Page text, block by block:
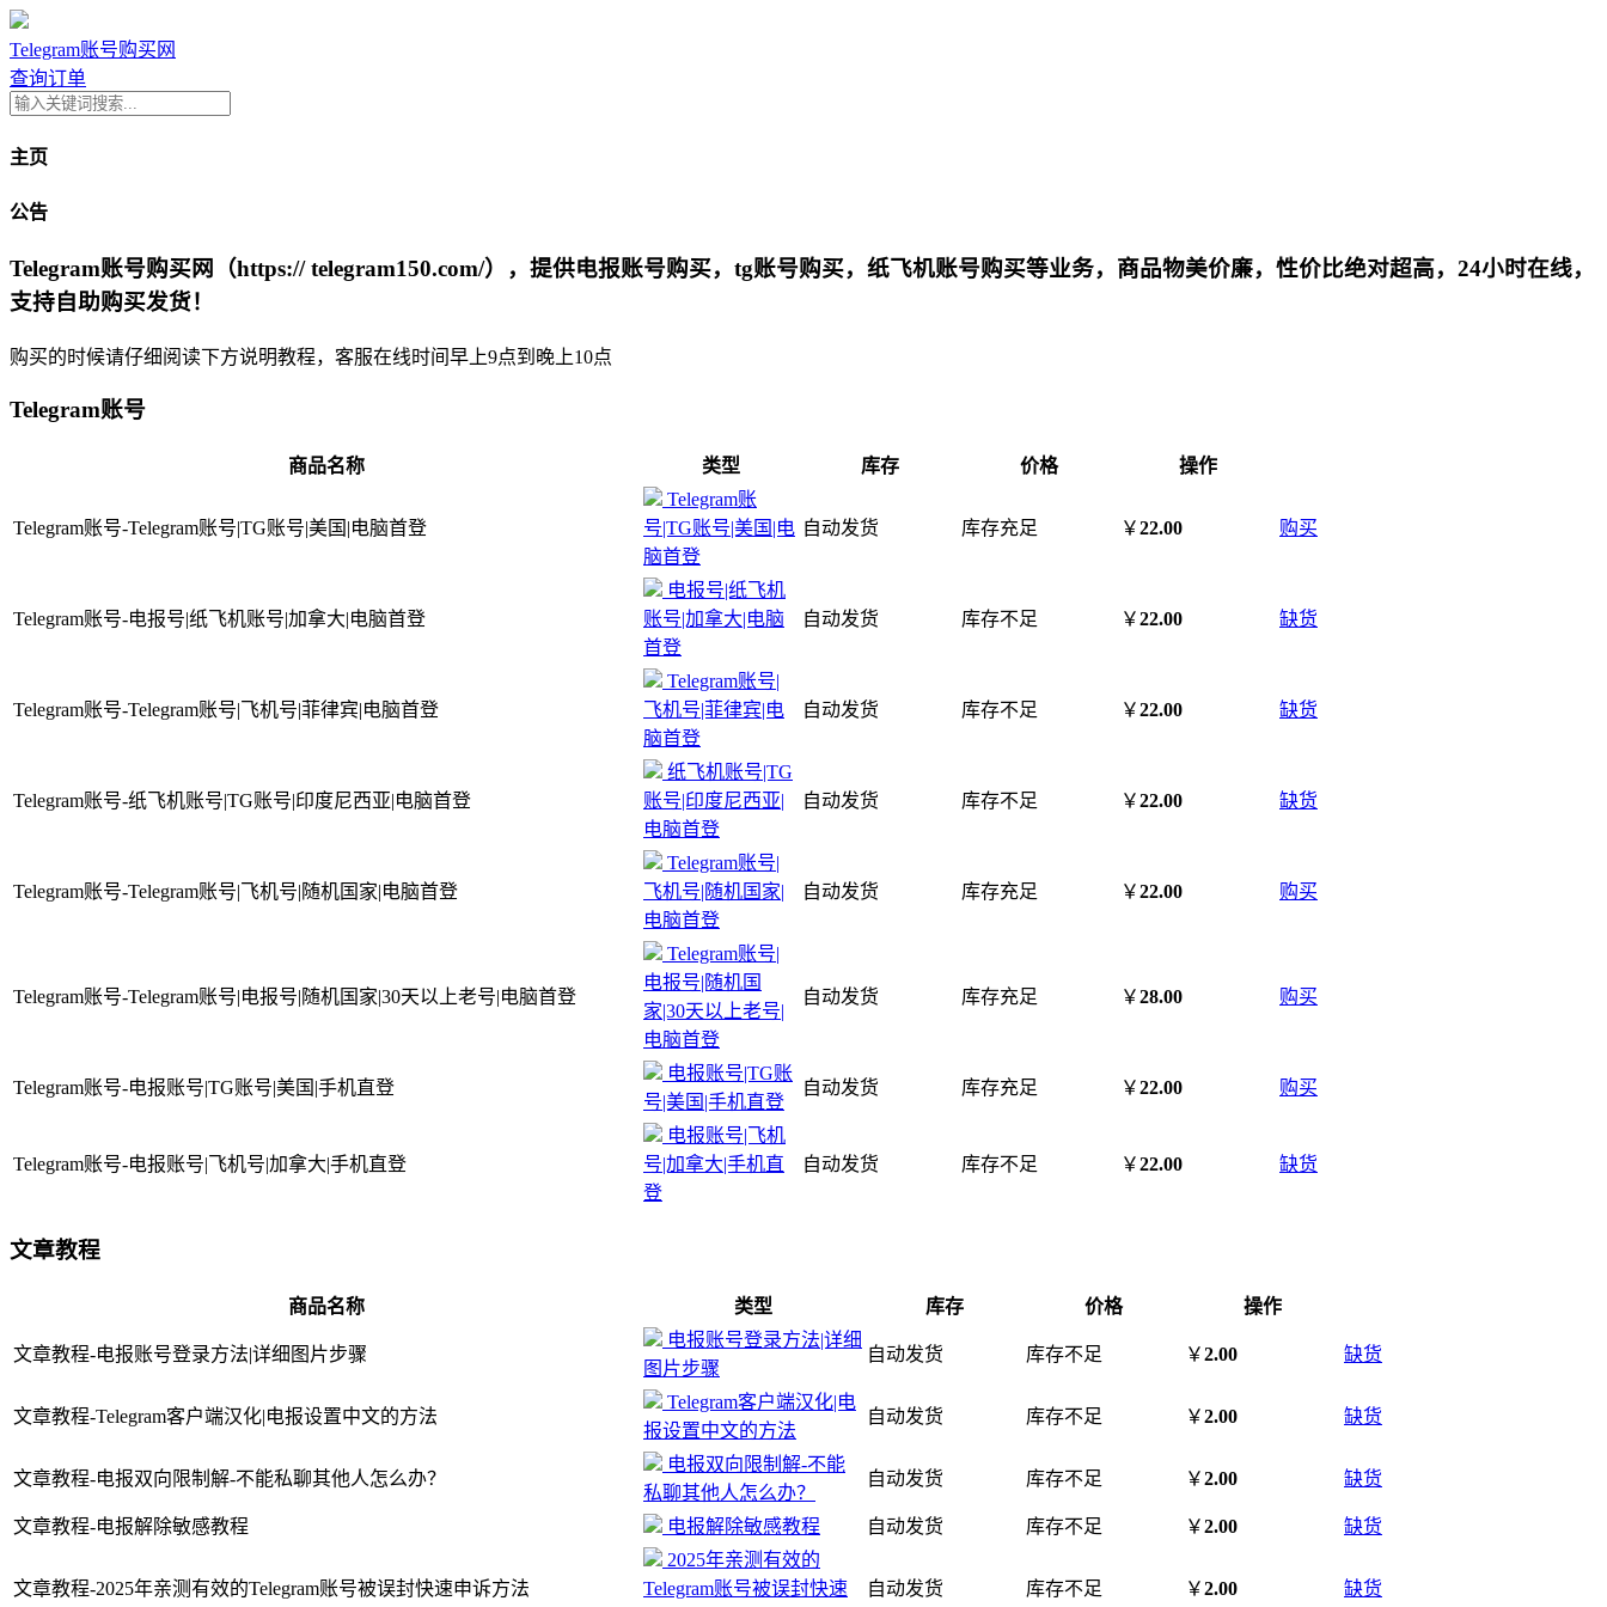
Telegram账号购买网
查询订单
主页
公告
Telegram账号购买网（https:// telegram150.com/），提供电报账号购买，tg账号购买，纸飞机账号购买等业务，商品物美价廉，性价比绝对超高，24小时在线，
支持自助购买发货！
购买的时候请仔细阅读下方说明教程，客服在线时间早上9点到晚上10点
Telegram账号
商品名称 类型 库存 价格 操作
Telegram账号-Telegram账号|TG账号|美国|电脑首登
Telegram账
号|TG账号|美国|电
脑首登
自动发货 库存充足 ￥22.00 购买
Telegram账号-电报号|纸飞机账号|加拿大|电脑首登
电报号|纸飞机
账号|加拿大|电脑
首登
自动发货 库存不足 ￥22.00 缺货
Telegram账号-Telegram账号|飞机号|菲律宾|电脑首登
Telegram账号|
飞机号|菲律宾|电
脑首登
自动发货 库存不足 ￥22.00 缺货
Telegram账号-纸飞机账号|TG账号|印度尼西亚|电脑首登
纸飞机账号|TG
账号|印度尼西亚|
电脑首登
自动发货 库存不足 ￥22.00 缺货
Telegram账号-Telegram账号|飞机号|随机国家|电脑首登
Telegram账号|
飞机号|随机国家|
电脑首登
自动发货 库存充足 ￥22.00 购买
Telegram账号-Telegram账号|电报号|随机国家|30天以上老号|电脑首登
Telegram账号|
电报号|随机国
家|30天以上老号|
电脑首登
自动发货 库存充足 ￥28.00 购买
Telegram账号-电报账号|TG账号|美国|手机直登
电报账号|TG账
号|美国|手机直登
自动发货 库存充足 ￥22.00 购买
Telegram账号-电报账号|飞机号|加拿大|手机直登
电报账号|飞机
号|加拿大|手机直
登
自动发货 库存不足 ￥22.00 缺货
文章教程
商品名称 类型 库存 价格 操作
文章教程-电报账号登录方法|详细图片步骤
电报账号登录方法|详细
图片步骤
自动发货 库存不足 ￥2.00 缺货
文章教程-Telegram客户端汉化|电报设置中文的方法
Telegram客户端汉化|电
报设置中文的方法
自动发货 库存不足 ￥2.00 缺货
文章教程-电报双向限制解-不能私聊其他人怎么办？
电报双向限制解-不能
私聊其他人怎么办？
自动发货 库存不足 ￥2.00 缺货
文章教程-电报解除敏感教程 电报解除敏感教程 自动发货 库存不足 ￥2.00 缺货
文章教程-2025年亲测有效的Telegram账号被误封快速申诉方法
2025年亲测有效的
Telegram账号被误封快速
自动发货 库存不足 ￥2.00 缺货